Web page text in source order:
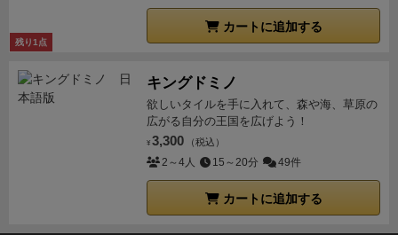
残り1点
カートに追加する
キングドミノ
欲しいタイルを手に入れて、森や海、草原の
広がる自分の王国を広げよう！
¥ 3,300 （税込）
2～4人 15～20分 49件
カートに追加する